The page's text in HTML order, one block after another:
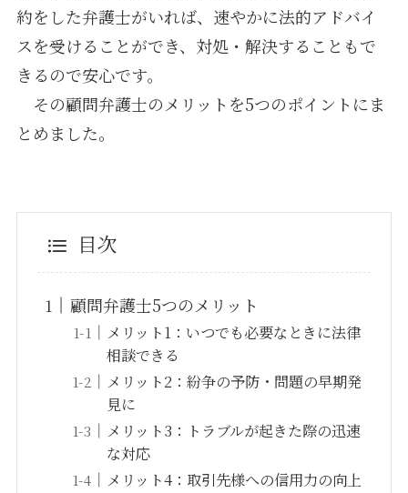
約をした弁護士がいれば、速やかに法的アドバイ
スを受けることができ、対処・解決することもで
きるので安心です。
その顧問弁護士のメリットを5つのポイントにま
とめました。
目次
顧問弁護士5つのメリット
メリット1：いつでも必要なときに法律
相談できる
メリット2：紛争の予防・問題の早期発
見に
メリット3：トラブルが起きた際の迅速
な対応
メリット4：取引先様への信用力の向上